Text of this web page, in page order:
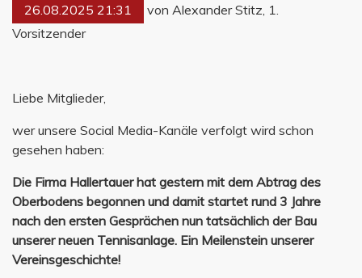
26.08.2025 21:31
von Alexander Stitz, 1.
Vorsitzender
Liebe Mitglieder,
wer unsere Social Media-Kanäle verfolgt wird schon
gesehen haben:
Die Firma Hallertauer hat gestern mit dem Abtrag des
Oberbodens begonnen und damit startet rund 3 Jahre
nach den ersten Gesprächen nun tatsächlich der Bau
unserer neuen Tennisanlage. Ein Meilenstein unserer
Vereinsgeschichte!